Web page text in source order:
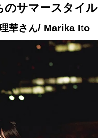
のサマースタイル
華さん/ Marika Ito